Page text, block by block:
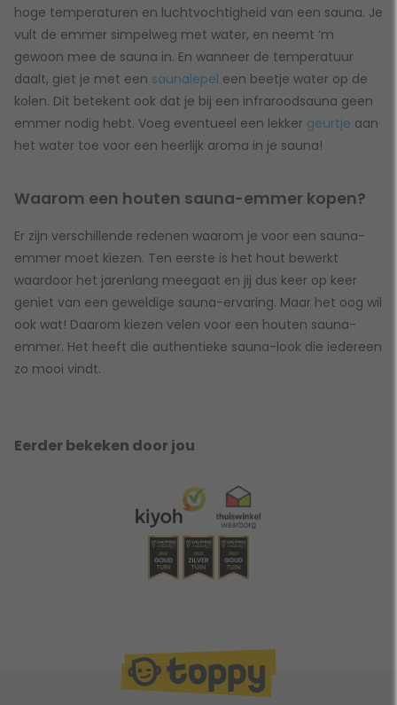
hoge temperaturen en luchtvochtigheid van een sauna. Je
vult de emmer simpelweg met water, en neemt ‘m
gewoon mee de sauna in. En wanneer de temperatuur
daalt, giet je met een saunalepel een beetje water op de
kolen. Dit betekent ook dat je bij een infraroodsauna geen
emmer nodig hebt. Voeg eventueel een lekker geurtje aan
het water toe voor een heerlijk aroma in je sauna!
Waarom een houten sauna-emmer kopen?
Er zijn verschillende redenen waarom je voor een sauna-
emmer moet kiezen. Ten eerste is het hout bewerkt
waardoor het jarenlang meegaat en jij dus keer op keer
geniet van een geweldige sauna-ervaring. Maar het oog wil
ook wat! Daarom kiezen velen voor een houten sauna-
emmer. Het heeft die authentieke sauna-look die iedereen
zo mooi vindt.
Eerder bekeken door jou